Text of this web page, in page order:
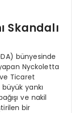
Skandalı
bünyesinde
Nyckoletta
Ticaret
yankı
ve nakil
bir